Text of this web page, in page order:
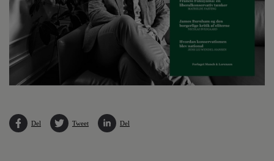
Del Tweet Del